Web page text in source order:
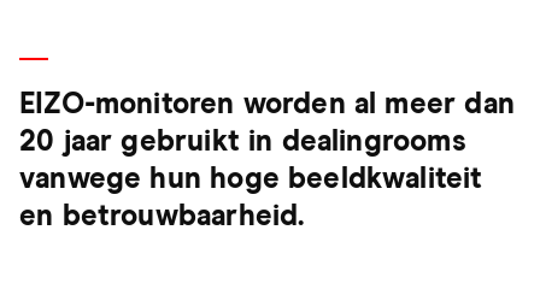
EIZO-monitoren worden al meer dan
20 jaar gebruikt in dealingrooms
vanwege hun hoge beeldkwaliteit
en betrouwbaarheid.